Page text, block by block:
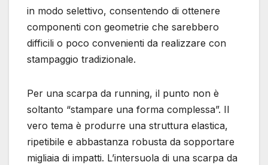
in modo selettivo, consentendo di ottenere
componenti con geometrie che sarebbero
difficili o poco convenienti da realizzare con
stampaggio tradizionale.
Per una scarpa da running, il punto non è
soltanto “stampare una forma complessa”. Il
vero tema è produrre una struttura elastica,
ripetibile e abbastanza robusta da sopportare
migliaia di impatti. L’intersuola di una scarpa da